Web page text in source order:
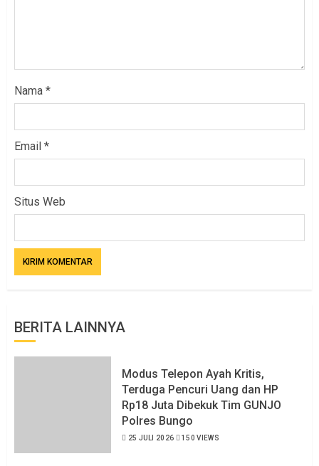
Nama *
Email *
Situs Web
BERITA LAINNYA
Modus Telepon Ayah Kritis,
Terduga Pencuri Uang dan HP
Rp18 Juta Dibekuk Tim GUNJO
Polres Bungo
25 JULI 2026 150 VIEWS